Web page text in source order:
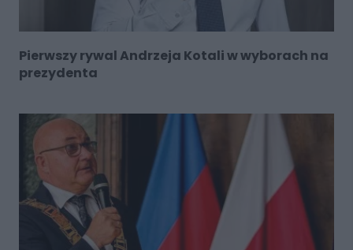
Pierwszy rywal Andrzeja Kotali w wyborach na
prezydenta